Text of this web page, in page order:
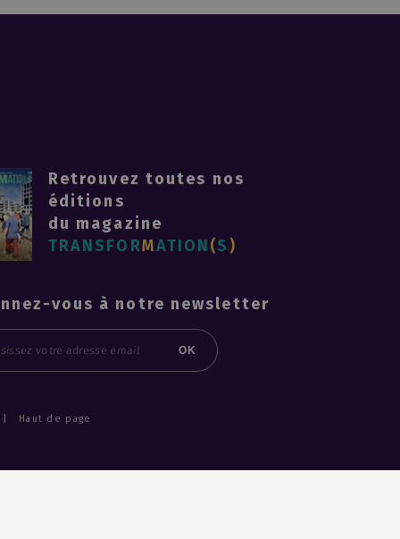
Retrouvez toutes nos
éditions
du magazine
TRANSFORMATION(S )
vous à notre newsletter
OK
Haut de page